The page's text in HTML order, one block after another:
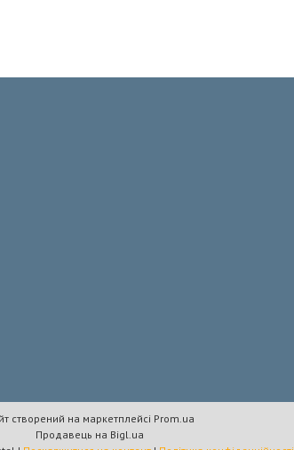
створений на маркетплейсі Prom.ua
Продавець на Bigl.ua